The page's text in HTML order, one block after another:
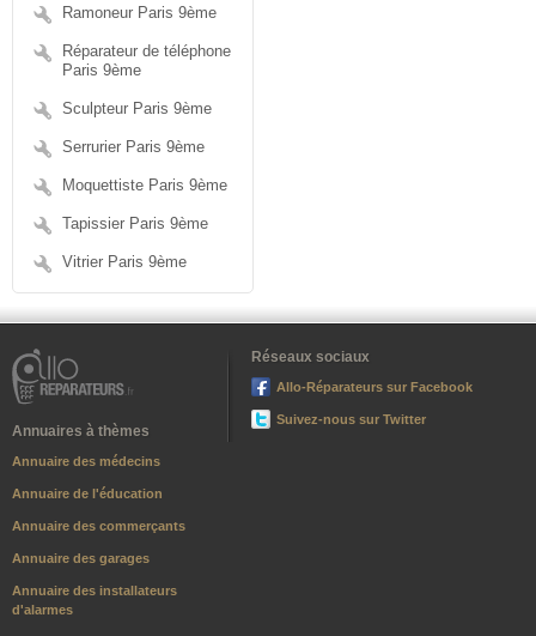
Ramoneur Paris 9ème
Réparateur de téléphone
Paris 9ème
Sculpteur Paris 9ème
Serrurier Paris 9ème
Moquettiste Paris 9ème
Tapissier Paris 9ème
Vitrier Paris 9ème
Annuaires à thèmes
Annuaire des médecins
Annuaire de l'éducation
Annuaire des commerçants
Annuaire des garages
Annuaire des installateurs
d'alarmes
Réseaux sociaux
Allo-Réparateurs sur Facebook
Suivez-nous sur Twitter